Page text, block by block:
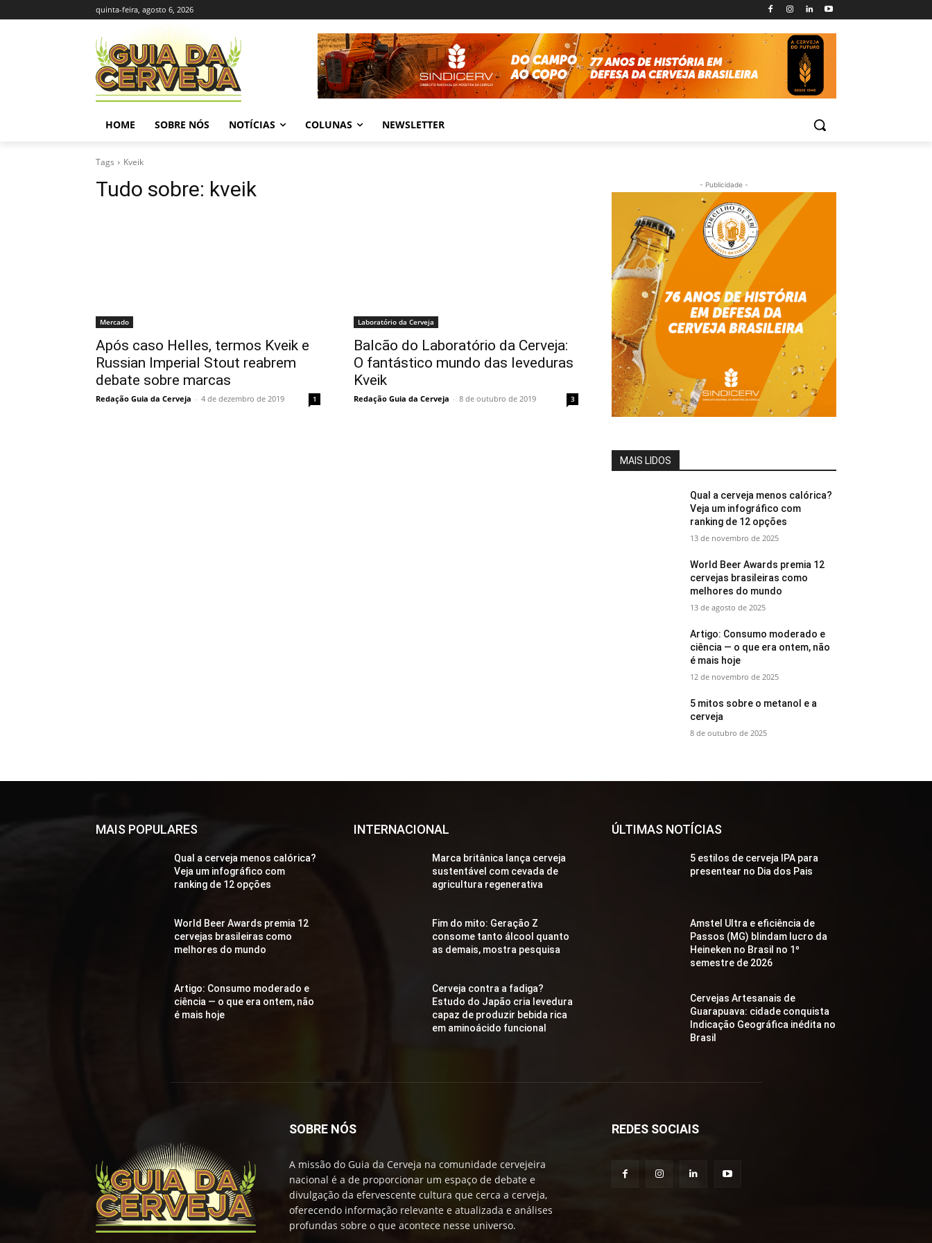
quinta-feira, agosto 6, 2026
HOME SOBRE NÓS NOTÍCIAS COLUNAS NEWSLETTER
Tags Kveik
Tudo sobre: kveik
Mercado
Após caso Helles, termos Kveik e
Russian Imperial Stout reabrem
debate sobre marcas
Redação Guia da Cerveja - 4 de dezembro de 2019 1
Laboratório da Cerveja
Balcão do Laboratório da Cerveja:
O fantástico mundo das leveduras
Kveik
Redação Guia da Cerveja - 8 de outubro de 2019 3
- Publicidade -
MAIS LIDOS
Qual a cerveja menos calórica?
Veja um infográfico com
ranking de 12 opções
13 de novembro de 2025
World Beer Awards premia 12
cervejas brasileiras como
melhores do mundo
13 de agosto de 2025
Artigo: Consumo moderado e
ciência — o que era ontem, não
é mais hoje
12 de novembro de 2025
5 mitos sobre o metanol e a
cerveja
8 de outubro de 2025
MAIS POPULARES
Qual a cerveja menos calórica?
Veja um infográfico com
ranking de 12 opções
World Beer Awards premia 12
cervejas brasileiras como
melhores do mundo
Artigo: Consumo moderado e
ciência — o que era ontem, não
é mais hoje
INTERNACIONAL
Marca britânica lança cerveja
sustentável com cevada de
agricultura regenerativa
Fim do mito: Geração Z
consome tanto álcool quanto
as demais, mostra pesquisa
Cerveja contra a fadiga?
Estudo do Japão cria levedura
capaz de produzir bebida rica
em aminoácido funcional
ÚLTIMAS NOTÍCIAS
5 estilos de cerveja IPA para
presentear no Dia dos Pais
Amstel Ultra e eficiência de
Passos (MG) blindam lucro da
Heineken no Brasil no 1º
semestre de 2026
Cervejas Artesanais de
Guarapuava: cidade conquista
Indicação Geográfica inédita no
Brasil
SOBRE NÓS
A missão do Guia da Cerveja na comunidade cervejeira
nacional é a de proporcionar um espaço de debate e
divulgação da efervescente cultura que cerca a cerveja,
oferecendo informação relevante e atualizada e análises
profundas sobre o que acontece nesse universo.
REDES SOCIAIS